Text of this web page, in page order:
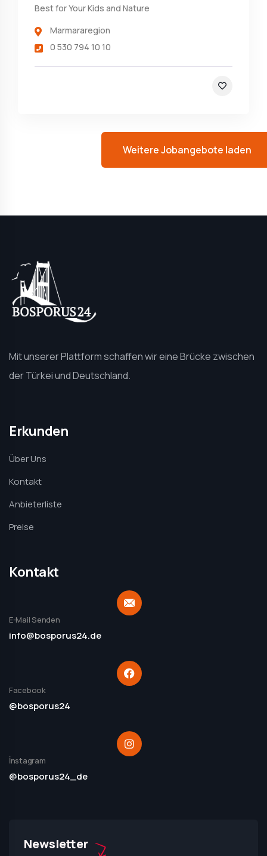
Best for Your Kids and Nature
Marmararegion
0 530 794 10 10
Weitere Jobangebote laden
Mit unserer Plattform schaffen wir eine Brücke zwischen
der Türkei und Deutschland.
Erkunden
Über Uns
Kontakt
Anbieterliste
Preise
Kontakt
E-Mail Senden
info@bosporus24.de
Facebook
@bosporus24
İnstagram
@bosporus24_de
Newsletter